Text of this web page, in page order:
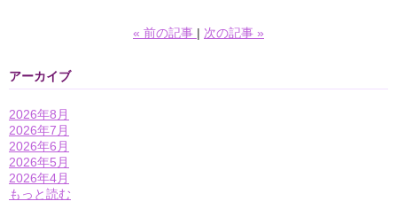
« 前の記事 次の記事 »
アーカイブ
2026年8月
2026年7月
2026年6月
2026年5月
2026年4月
もっと読む